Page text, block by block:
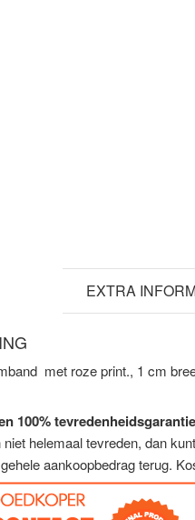
EXTRA
met roze print., 1 cm
100%
helemaal tevreden, dan
aankoopbedrag terug.